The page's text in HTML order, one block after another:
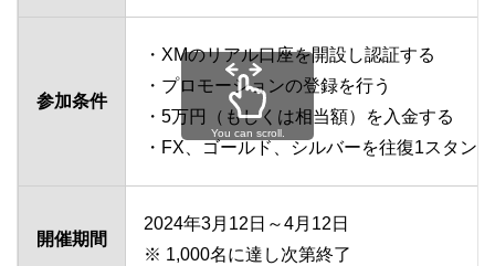
参加条件
・XMのリアル口座を開設し認証する
・プロモーションの登録を行う
・5万円（もしくは相当額）を入金する
・FX、ゴールド、シルバーを往復1スタン
開催期間
2024年3月12日～4月12日
※ 1,000名に達し次第終了
You can scroll.